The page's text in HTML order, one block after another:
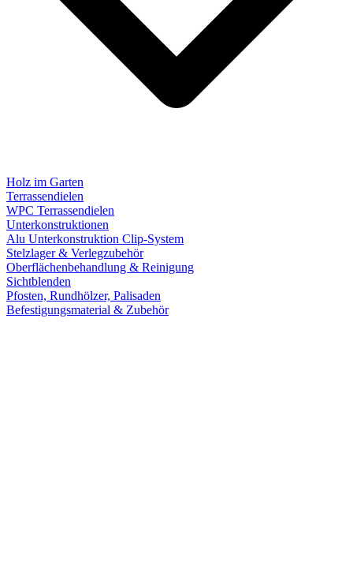
Holz im Garten
Terrassendielen
WPC Terrassendielen
Unterkonstruktionen
Alu Unterkonstruktion Clip-System
Stelzlager & Verlegzubehör
Oberflächenbehandlung & Reinigung
Sichtblenden
Pfosten, Rundhölzer, Palisaden
Befestigungsmaterial & Zubehör